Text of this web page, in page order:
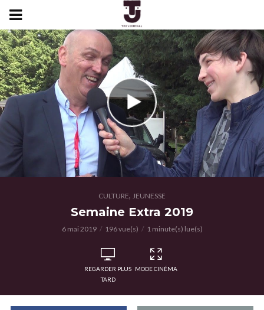
CULTURE, JEUNESSE
Semaine Extra 2019
6 mai 2019 196 vue(s) 1 minute(s) lue(s)
REGARDER PLUS
TARD
MODE CINÉMA